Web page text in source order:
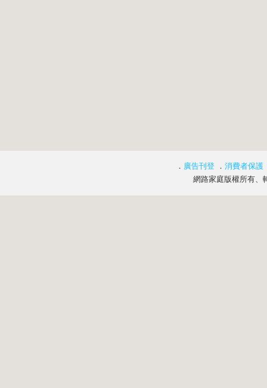
． 廣告刊登 ． 消費者保護
網路家庭版權所有、